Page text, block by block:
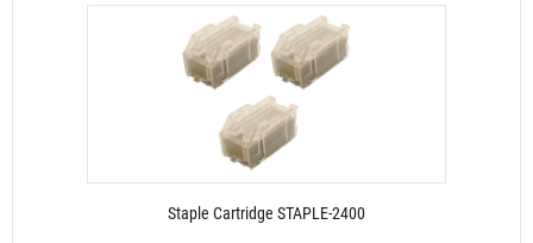
Staple Cartridge STAPLE-2400